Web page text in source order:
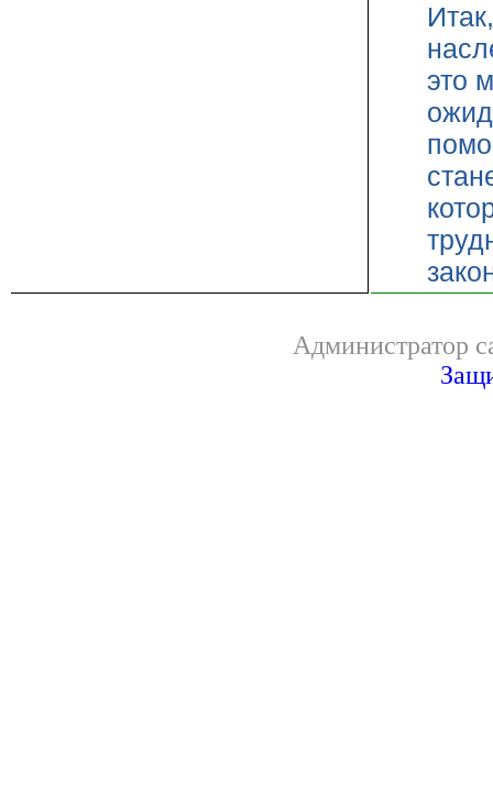
это
Администратор